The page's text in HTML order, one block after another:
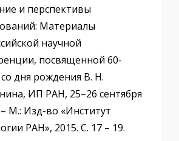
и перспективы
Материалы
научной
посвященной 60-
дня рождения В. Н.
ИП РАН, 25–26 сентября
– М.: Изд-во «Институт
РАН», 2015. С. 17 – 19.